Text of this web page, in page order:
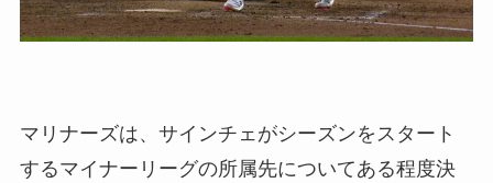
マリナーズは、サインチェがシーズンをスタート
するマイナーリーグの所属先についてある程度決